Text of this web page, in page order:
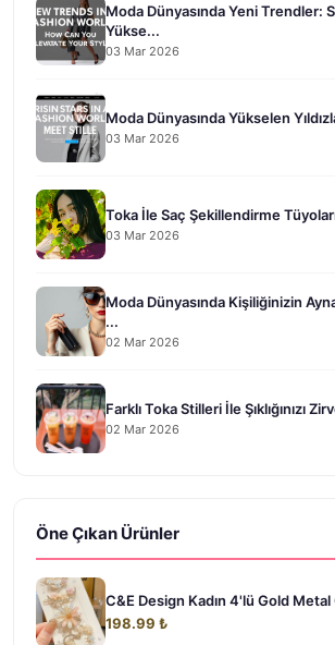
Moda Dünyasında Yeni Trendler:
Yükse...
03 Mar 2026
Moda Dünyasında Yükselen
03 Mar 2026
Toka İle Saç Şekillendirme
03 Mar 2026
Moda Dünyasında Kişiliğinizin
...
02 Mar 2026
Farklı Toka Stilleri İle Şıklığınızı
02 Mar 2026
Öne Çıkan Ürünler
C&E Design Kadın 4'lü Gold
198.99 ₺